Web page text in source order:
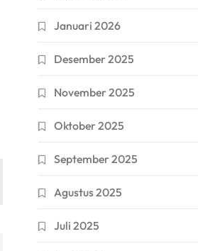
Januari 2026
Desember 2025
November 2025
Oktober 2025
September 2025
Agustus 2025
Juli 2025